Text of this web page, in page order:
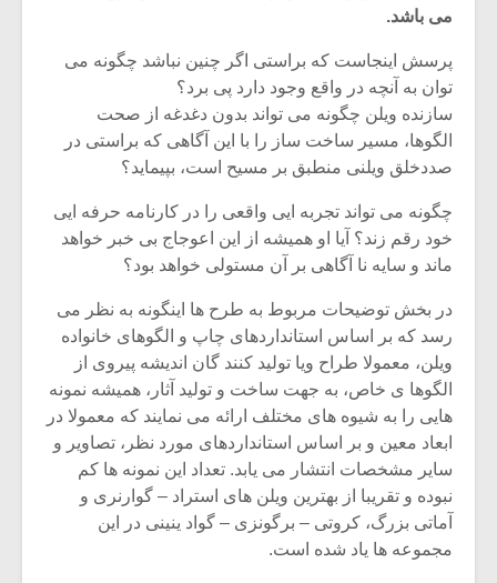
می باشد.
پرسش اینجاست که براستی اگر چنین نباشد چگونه می
توان به آنچه در واقع وجود دارد پی برد؟
سازنده ویلن چگونه می تواند بدون دغدغه از صحت
الگوها، مسیر ساخت ساز را با این آگاهی که براستی در
صددخلق ویلنی منطبق بر مسیح است، بپیماید؟
چگونه می تواند تجربه ایی واقعی را در کارنامه حرفه ایی
خود رقم زند؟ آیا او همیشه از این اعوجاج بی خبر خواهد
ماند و سایه نا آگاهی بر آن مستولی خواهد بود؟
در بخش توضیحات مربوط به طرح ها اینگونه به نظر می
رسد که بر اساس استانداردهای چاپ و الگوهای خانواده
ویلن، معمولا طراح ویا تولید کنند گان اندیشه پیروی از
الگوها ی خاص، به جهت ساخت و تولید آثار، همیشه نمونه
هایی را به شیوه های مختلف ارائه می نمایند که معمولا در
ابعاد معین و بر اساس استانداردهای مورد نظر، تصاویر و
سایر مشخصات انتشار می یابد. تعداد این نمونه ها کم
نبوده و تقریبا از بهترین ویلن های استراد – گوارنری و
آماتی بزرگ، کروتی – برگونزی – گواد ینینی در این
مجموعه ها یاد شده است.